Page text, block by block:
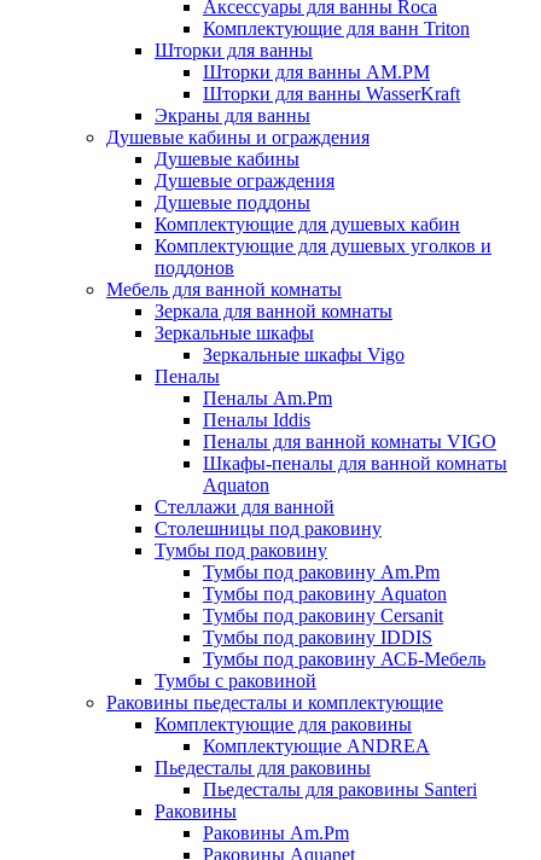
Аксессуары для ванны Roca
Комплектующие для ванн Triton
Шторки для ванны
Шторки для ванны AM.PM
Шторки для ванны WasserKraft
Экраны для ванны
Душевые кабины и ограждения
Душевые кабины
Душевые ограждения
Душевые поддоны
Комплектующие для душевых кабин
Комплектующие для душевых уголков и
поддонов
Мебель для ванной комнаты
Зеркала для ванной комнаты
Зеркальные шкафы
Зеркальные шкафы Vigo
Пеналы
Пеналы Am.Pm
Пеналы Iddis
Пеналы для ванной комнаты VIGO
Шкафы-пеналы для ванной комнаты
Aquaton
Стеллажи для ванной
Столешницы под раковину
Тумбы под раковину
Тумбы под раковину Am.Pm
Тумбы под раковину Aquaton
Тумбы под раковину Cersanit
Тумбы под раковину IDDIS
Тумбы под раковину АСБ-Мебель
Тумбы с раковиной
Раковины пьедесталы и комплектующие
Комплектующие для раковины
Комплектующие ANDREA
Пьедесталы для раковины
Пьедесталы для раковины Santeri
Раковины
Раковины Am.Pm
Раковины Aquanet